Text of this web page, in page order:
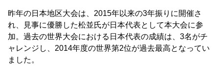
昨年の日本地区大会は、2015年以来の3年振りに開催さ
れ、見事に優勝した松並氏が日本代表として本大会に参
加。過去の世界大会における日本代表の成績は、3名がチ
ャレンジし、2014年度の世界第2位が過去最高となってい
ました。